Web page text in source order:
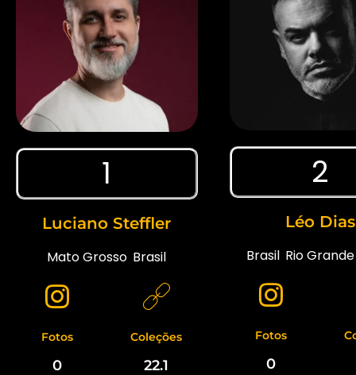
1
Luciano Steffler
Mato Grosso Brasil
Fotos Coleções
0 22.1
2
Léo Dias
Brasil Rio
Fotos
0